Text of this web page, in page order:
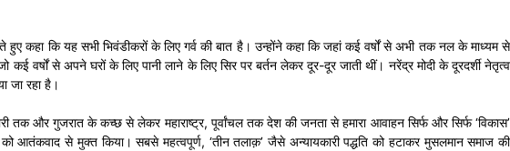
कहा कि यह सभी भिवंडीकरों के लिए गर्व की बात है। उन्होंने कहा कि जहां कई वर्षों से अभी तक नल के माध्यम से
वर्षों से अपने घरों के लिए पानी लाने के लिए सिर पर बर्तन लेकर दूर-दूर जाती थीं। नरेंद्र मोदी के दूरदर्शी नेतृत्व
जा रहा है।
तक और गुजरात के कच्छ से लेकर महाराष्ट्र, पूर्वांचल तक देश की जनता से हमारा आवाहन सिर्फ और सिर्फ ‘विकास’
को आतंकवाद से मुक्त किया। सबसे महत्वपूर्ण, ‘तीन तलाक़’ जैसे अन्यायकारी पद्धति को हटाकर मुसलमान समाज की